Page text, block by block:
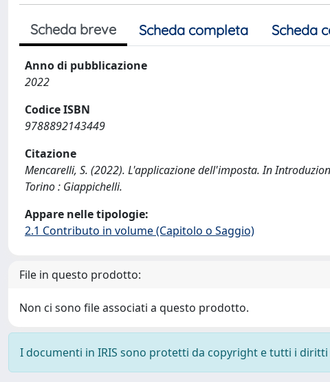
Scheda breve Scheda completa Scheda
Anno di pubblicazione
2022
Codice ISBN
9788892143449
Citazione
Mencarelli, S. (2022). L'applicazione dell'imposta. In
Torino : Giappichelli.
Appare nelle tipologie:
2.1 Contributo in volume (Capitolo o Saggio)
File in questo prodotto:
Non ci sono file associati a questo prodotto.
I documenti in IRIS sono protetti da copyright e tutti i